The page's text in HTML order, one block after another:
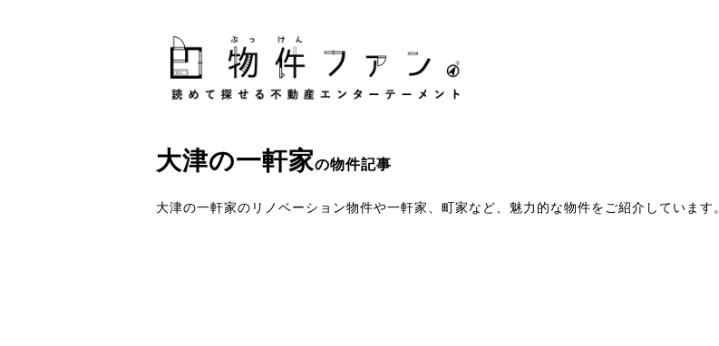
大津の一軒家の物件記事
大津の一軒家のリノベーション物件や一軒家、町家など、魅力的な物件をご紹介しています。